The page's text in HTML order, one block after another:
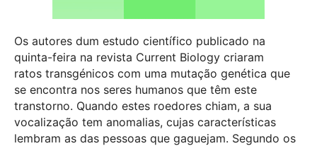
Os autores dum estudo científico publicado na
quinta-feira na revista Current Biology criaram
ratos transgénicos com uma mutação genética que
se encontra nos seres humanos que têm este
transtorno. Quando estes roedores chiam, a sua
vocalização tem anomalias, cujas características
lembram as das pessoas que gaguejam. Segundo os